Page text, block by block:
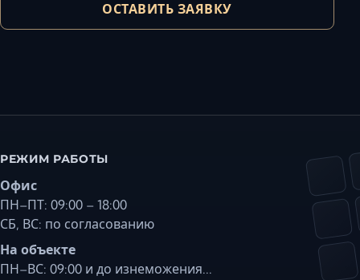
ОСТАВИТЬ ЗАЯВКУ
РЕЖИМ РАБОТЫ
Офис
ПН–ПТ: 09:00 – 18:00
СБ, ВС: по согласованию
На объекте
ПН–ВС: 09:00 и до изнеможения...